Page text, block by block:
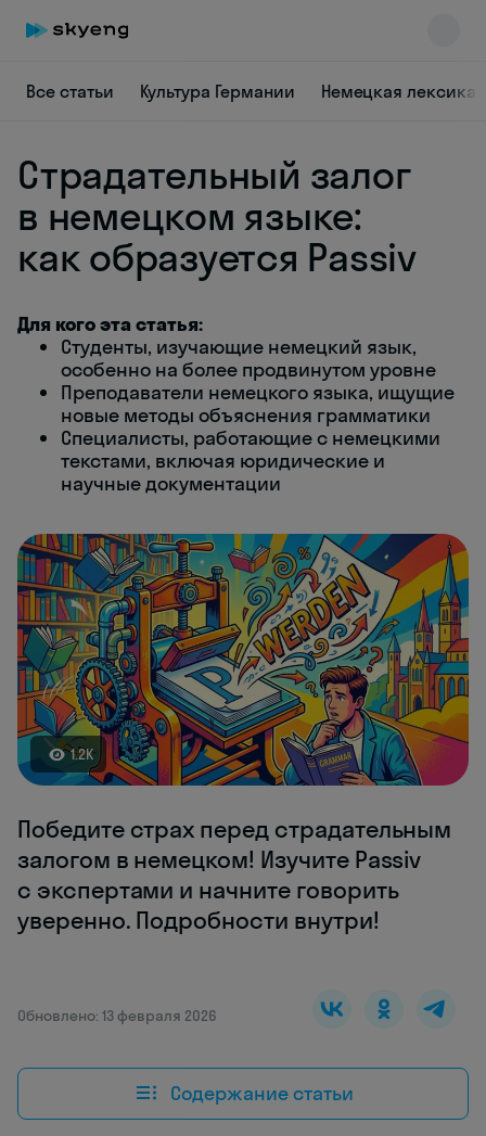
Все статьи Культура Германии Немецкая лексика
Страдательный залог
в немецком языке:
как образуется Passiv
Для кого эта статья:
Студенты, изучающие немецкий язык,
особенно на более продвинутом уровне
Преподаватели немецкого языка, ищущие
новые методы объяснения грамматики
Специалисты, работающие с немецкими
текстами, включая юридические и
научные документации
1.2K
Победите страх перед страдательным
залогом в немецком! Изучите Passiv
с экспертами и начните говорить
уверенно. Подробности внутри!
Обновлено: 13 февраля 2026
Содержание статьи
Skyeng Chat